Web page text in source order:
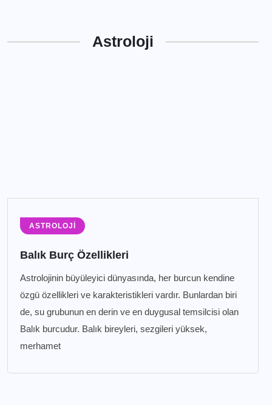
Astroloji
ASTROLOJI
Balık Burç Özellikleri
Astrolojinin büyüleyici dünyasında, her burcun kendine
özgü özellikleri ve karakteristikleri vardır. Bunlardan biri
de, su grubunun en derin ve en duygusal temsilcisi olan
Balık burcudur. Balık bireyleri, sezgileri yüksek,
merhamet